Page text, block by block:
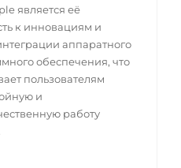
является её
к инновациям и
аппаратного
обеспечения, что
пользователям
и
работу